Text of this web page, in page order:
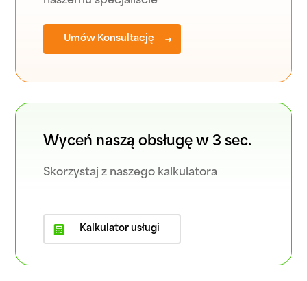
Umów Konsultację
Wyceń naszą obsługę w 3 sec.
Skorzystaj z naszego kalkulatora
Kalkulator usługi